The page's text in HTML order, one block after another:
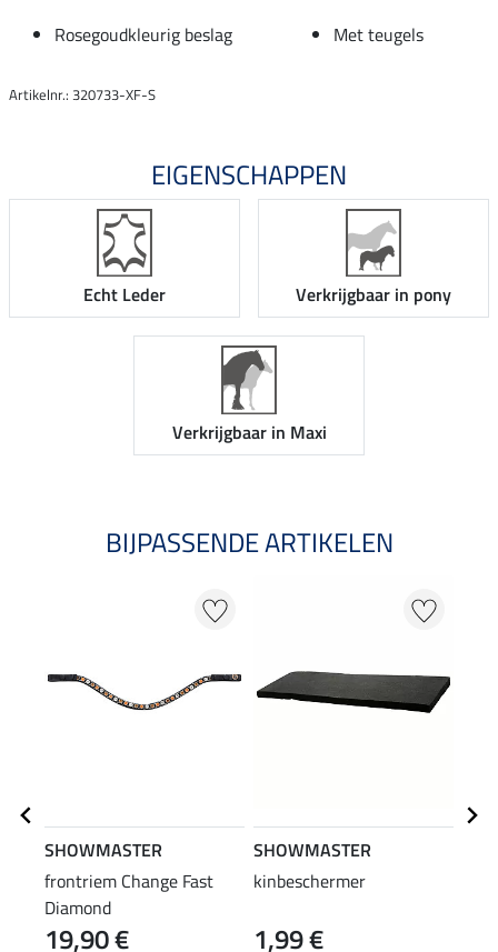
Rosegoudkleurig beslag
Met teugels
Artikelnr.: 320733-XF-S
EIGENSCHAPPEN
Echt Leder Verkrijgbaar in pony
Verkrijgbaar in Maxi
BIJPASSENDE ARTIKELEN
SHOWMASTER
frontriem Change Fast
Diamond
19,90 €
SHOWMASTER
kinbeschermer
1,99 €